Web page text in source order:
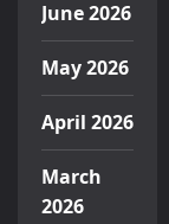
June 2026
May 2026
April 2026
March
2026